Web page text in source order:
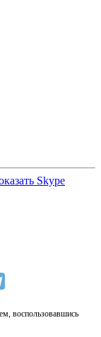
Skype
воспользовавшись